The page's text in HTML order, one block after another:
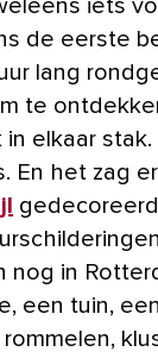
iets
de eerste
lang
te
elkaar
En het zag
nog in
een tuin,